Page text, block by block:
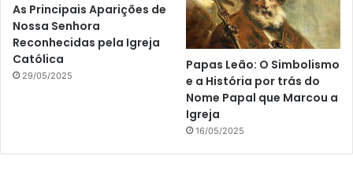
As Principais Aparições de
Nossa Senhora
Reconhecidas pela Igreja
Católica
29/05/2025
Papas Leão: O Simbolismo
e a História por trás do
Nome Papal que Marcou a
Igreja
16/05/2025